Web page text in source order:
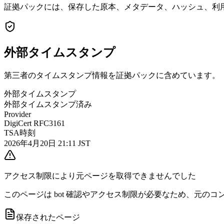
証拠パックには、保存した原本、メタデータ、ハッシュ、
外部タイムスタンプ
第三者のタイムスタンプ情報を証拠パックに含めています。
外部タイムスタンプ
外部タイムスタンプ済み
Provider
DigiCert RFC3161
TSA時刻
2026年4月20日 21:11 JST
アクセス制限により元ページを取得できませんでした
このページは bot 確認やアクセス制限が必要なため、元の
保存されたページ